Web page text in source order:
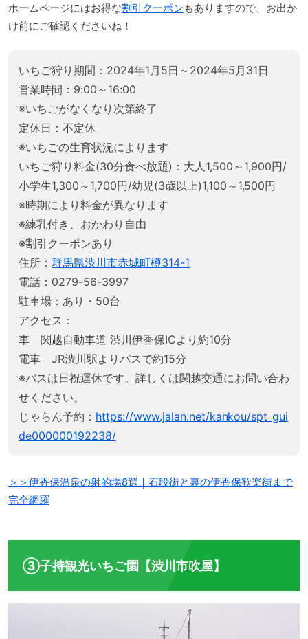
ホームページにはお得な割引クーポン もありますので、お出か
け前にご確認くださいね！
いちご狩り期間：2024年1月5日～2024年5月31日
営業時間：9:00～16:00
※いちごがなくなり次第終了
定休日：不定休
※いちごの生育状況によります
いちご狩り料金(30分食べ放題)：大人1,500～1,900円/
小学生1,300～1,700円/幼児(3歳以上)1,100～1,500円
※時期により料金が異なります
※練乳付き、おかわり自由
※割引クーポンあり
住所： 群馬県渋川市赤城町樽314-1
電話：0279-56-3997
駐車場：あり・50台
アクセス：
車 関越自動車道 渋川伊香保ICより約10分
電車 JR渋川駅よりバスで約15分
※バスは日祝運休です。詳しくは関越交通にお問い合わ
せください。
じゃらん予約： https://www.jalan.net/kankou/spt_gui
de000000192238/
＞＞伊香保温泉の射的場8選｜石段街と裏の伊香保歓楽街まで
完全網羅
③子持観光いちご園【渋川市吹屋】